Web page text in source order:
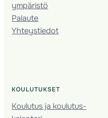
ympäristö
Palaute
Yhteystiedot
KOULUTUKSET
Koulutus ja koulutus­